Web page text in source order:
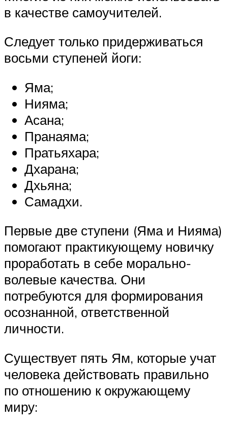
в качестве самоучителей.
Следует только придерживаться
восьми ступеней йоги:
Яма;
Нияма;
Асана;
Пранаяма;
Пратьяхара;
Дхарана;
Дхьяна;
Самадхи.
Первые две ступени (Яма и Нияма)
помогают практикующему новичку
проработать в себе морально-
волевые качества. Они
потребуются для формирования
осознанной, ответственной
личности.
Существует пять Ям, которые учат
человека действовать правильно
по отношению к окружающему
миру: